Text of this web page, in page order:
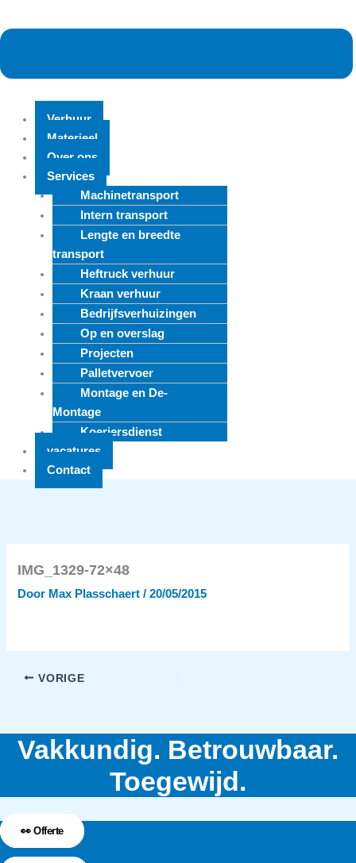
Verhuur
Materieel
Over ons
Services
Machinetransport
Intern transport
Lengte en breedte
transport
Heftruck verhuur
Kraan verhuur
Bedrijfsverhuizingen
Op en overslag
Projecten
Palletvervoer
Montage en De-
Montage
Koeriersdienst
vacatures
Contact
IMG_1329-72×48
Door Max Plasschaert/20/05/2015
VORIGE
Vakkundig. Betrouwbaar.
Toegewijd.
👀 Offerte